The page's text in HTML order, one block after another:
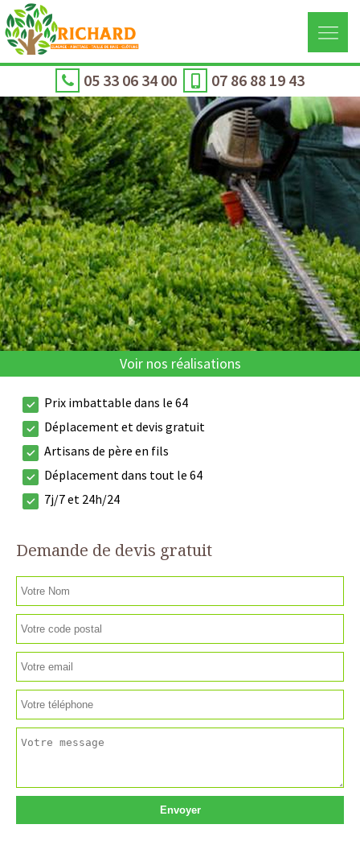
05 33 06 34 00 07 86 88 19 43
Voir nos réalisations
Prix imbattable dans le 64
Déplacement et devis gratuit
Artisans de père en fils
Déplacement dans tout le 64
7j/7 et 24h/24
Demande de devis gratuit